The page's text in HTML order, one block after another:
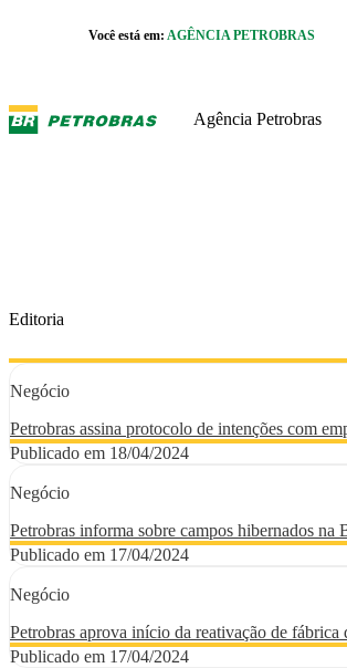
Você está em: AGÊNCIA PETROBRAS
Agência Petrobras
Editoria
Negócio
Petrobras assina protocolo de intenções com
Publicado em 18/04/2024
Negócio
Petrobras informa sobre campos hibernados na
Publicado em 17/04/2024
Negócio
Petrobras aprova início da reativação de
Publicado em 17/04/2024
caixa de cookies